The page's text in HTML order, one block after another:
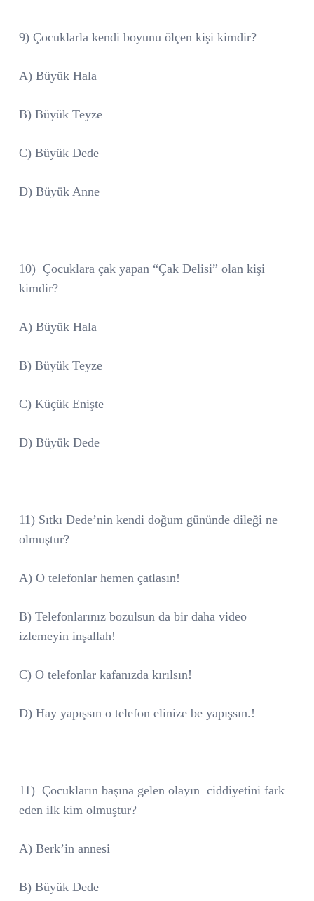
9) Çocuklarla kendi boyunu ölçen kişi kimdir?
A) Büyük Hala
B) Büyük Teyze
C) Büyük Dede
D) Büyük Anne
10) Çocuklara çak yapan “Çak Delisi” olan kişi
kimdir?
A) Büyük Hala
B) Büyük Teyze
C) Küçük Enişte
D) Büyük Dede
11) Sıtkı Dede’nin kendi doğum gününde dileği ne
olmuştur?
A) O telefonlar hemen çatlasın!
B) Telefonlarınız bozulsun da bir daha video
izlemeyin inşallah!
C) O telefonlar kafanızda kırılsın!
D) Hay yapışsın o telefon elinize be yapışsın.!
11) Çocukların başına gelen olayın ciddiyetini fark
eden ilk kim olmuştur?
A) Berk’in annesi
B) Büyük Dede